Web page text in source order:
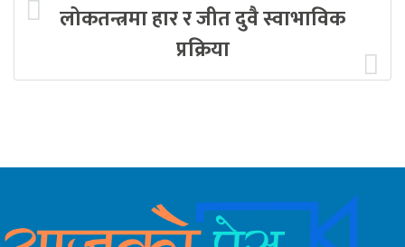
लोकतन्त्रमा हार र जीत दुवै स्वाभाविक
प्रक्रिया